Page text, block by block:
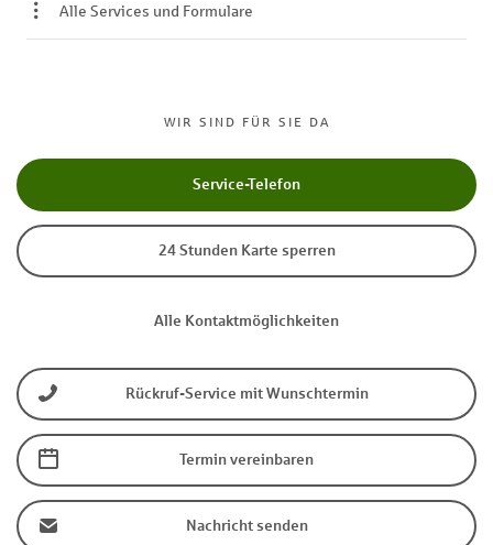
WIR SIND FÜR SIE DA
Service-Telefon
24 Stunden Karte sperren
Alle Kontaktmöglichkeiten
Rückruf-Service mit Wunschtermin
Termin vereinbaren
Nachricht senden
Alle Services und Formulare